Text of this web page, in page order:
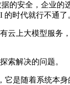
的安全，企业的
时代就行不通了
上大模型服务
索解决的问题。
是随着系统本身